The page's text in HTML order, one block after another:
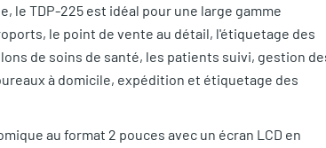
le TDP-225 est idéal pour une large gamme
le point de vente au détail, l'étiquetage des
de soins de santé, les patients suivi, gestion
à domicile, expédition et étiquetage des
au format 2 pouces avec un écran LCD en